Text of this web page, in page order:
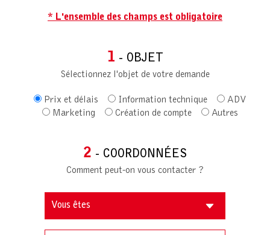
* L'ensemble des champs est obligatoire
1 - OBJET
Sélectionnez l'objet de votre demande
Prix et délais Information technique
ADV
Marketing
Création de compte Autres
2 - COORDONNÉES
Comment peut-on vous contacter ?